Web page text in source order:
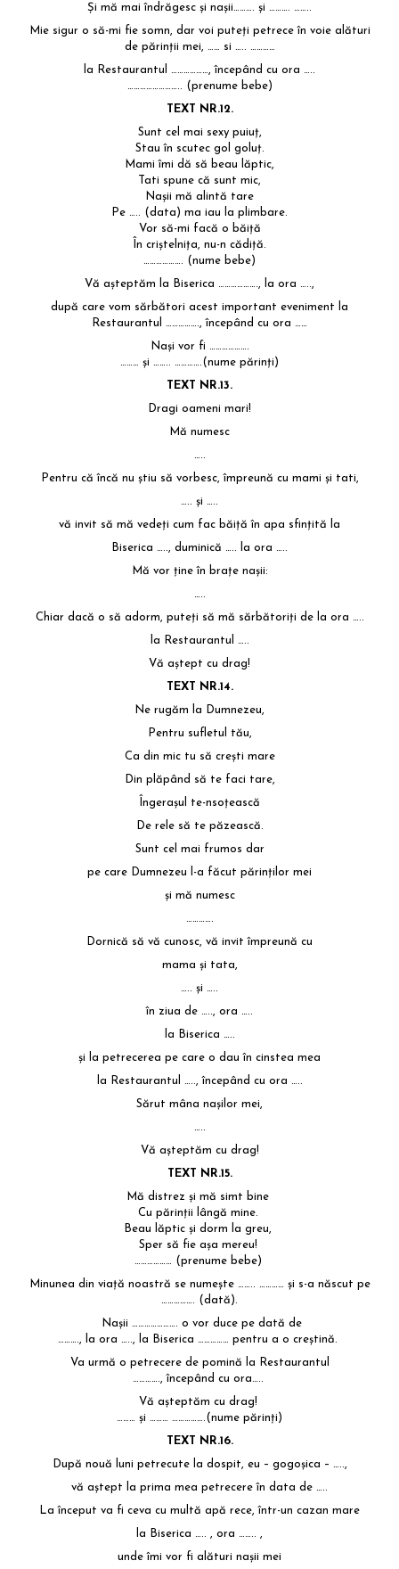
Și mă mai îndrăgesc și nașii………. și ………. ……..
Mie sigur o să-mi fie somn, dar voi puteți petrece în voie alături
de părinții mei, …… si ….. …………
la Restaurantul ………………, începând cu ora …..
…………………….. (prenume bebe)
TEXT NR.12.
Sunt cel mai sexy puiuț,
Stau în scutec gol goluț.
Mami îmi dă să beau lăptic,
Tati spune că sunt mic,
Nașii mă alintă tare
Pe ….. (data) ma iau la plimbare.
Vor să-mi facă o băiță
În criștelnița, nu-n cădiță.
………………. (nume bebe)
Vă așteptăm la Biserica ………………., la ora …..,
după care vom sărbători acest important eveniment la
Restaurantul ……………., începând cu ora ……
Nași vor fi ……………….
……… și …….. ………….(nume părinți)
TEXT NR.13.
Dragi oameni mari!
Mă numesc
…..
Pentru că încă nu ştiu să vorbesc, împreună cu mami şi tati,
….. și …..
vă invit să mă vedeţi cum fac băiţă în apa sfinţită la
Biserica ….., duminică ….. la ora …..
Mă vor ţine în braţe naşii:
…..
Chiar dacă o să adorm, puteţi să mă sărbătoriţi de la ora …..
la Restaurantul …..
Vă aştept cu drag!
TEXT NR.14.
Ne rugăm la Dumnezeu,
Pentru sufletul tău,
Ca din mic tu să creşti mare
Din plăpând să te faci tare,
Îngeraşul te-nsoţească
De rele să te păzească.
Sunt cel mai frumos dar
pe care Dumnezeu l-a făcut părinţilor mei
şi mă numesc
………….
Dornică să vă cunosc, vă invit împreună cu
mama şi tata,
….. şi …..
în ziua de ….., ora …..
la Biserica …..
şi la petrecerea pe care o dau în cinstea mea
la Restaurantul ….., începând cu ora …..
Sărut mâna naşilor mei,
…..
Vă aşteptăm cu drag!
TEXT NR.15.
Mă distrez şi mă simt bine
Cu părinţii lângă mine.
Beau lăptic şi dorm la greu,
Sper să fie aşa mereu!
……………… (prenume bebe)
Minunea din viaţă noastră se numeşte …….. ………… şi s-a născut pe
……………. (dată).
Naşii …………………. o vor duce pe dată de
………., la ora ….., la Biserica …………… pentru a o creştină.
Va urmă o petrecere de pomină la Restaurantul
…………., începând cu ora…..
Vă aşteptăm cu drag!
……… şi ……… …………….(nume părinţi)
TEXT NR.16.
După nouă luni petrecute la dospit, eu – gogoşica – …..,
vă aştept la prima mea petrecere în data de …..
La început va fi ceva cu multă apă rece, într-un cazan mare
la Biserica ….. , ora …….. ,
unde îmi vor fi alături naşii mei